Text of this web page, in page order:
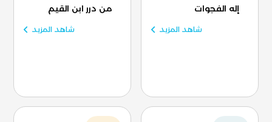
إله الفجوات
شاهد المزيد
من درر ابن القيم
شاهد المزيد